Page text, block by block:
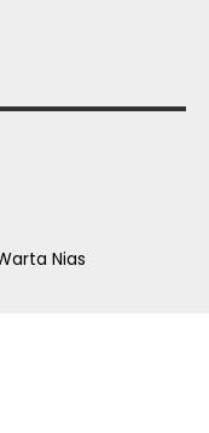
Nias